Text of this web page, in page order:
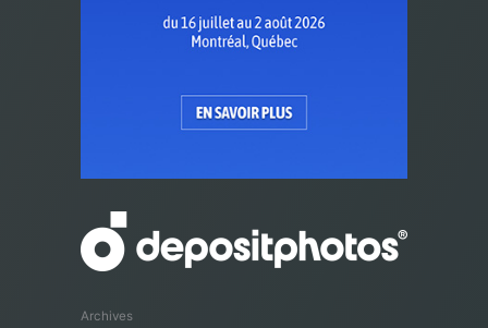
Archives